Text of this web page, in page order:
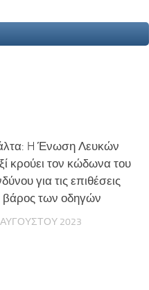
H Ένωση Λευκών
κρούει τον κώδωνα του
για τις επιθέσεις
βάρος των οδηγών
ΑΥΓΟΎΣΤΟΥ 2023